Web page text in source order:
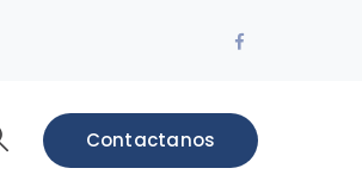
Facebook
Contactanos